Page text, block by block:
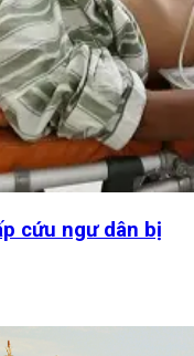
cứu ngư dân bị